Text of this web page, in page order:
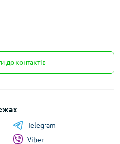
до контактів
Telegram
Viber